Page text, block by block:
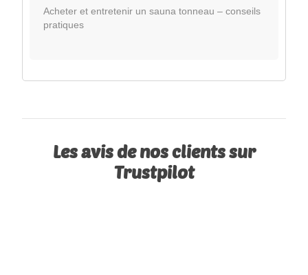
Acheter et entretenir un sauna tonneau – conseils
pratiques
Les avis de nos clients sur
Trustpilot